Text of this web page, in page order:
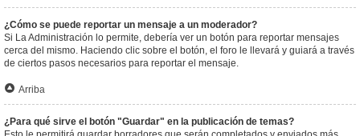
¿Cómo se puede reportar un mensaje a un moderador?
Si La Administración lo permite, debería ver un botón para reportar mensajes
cerca del mismo. Haciendo clic sobre el botón, el foro le llevará y guiará a través
de ciertos pasos necesarios para reportar el mensaje.
Arriba
¿Para qué sirve el botón "Guardar" en la publicación de temas?